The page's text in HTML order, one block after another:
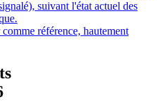
suivant l'état actuel des
référence, hautement